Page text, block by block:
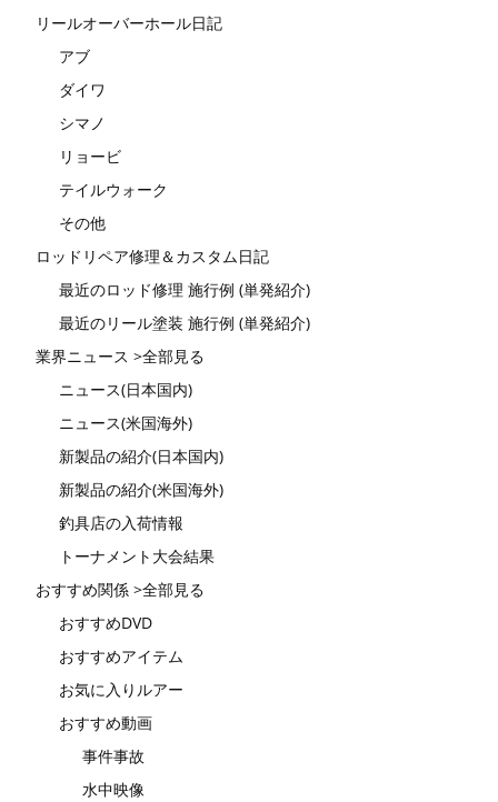
リールオーバーホール日記
アブ
ダイワ
シマノ
リョービ
テイルウォーク
その他
ロッドリペア修理＆カスタム日記
最近のロッド修理 施行例 (単発紹介)
最近のリール塗装 施行例 (単発紹介)
業界ニュース >全部見る
ニュース(日本国内)
ニュース(米国海外)
新製品の紹介(日本国内)
新製品の紹介(米国海外)
釣具店の入荷情報
トーナメント大会結果
おすすめ関係 >全部見る
おすすめDVD
おすすめアイテム
お気に入りルアー
おすすめ動画
事件事故
水中映像